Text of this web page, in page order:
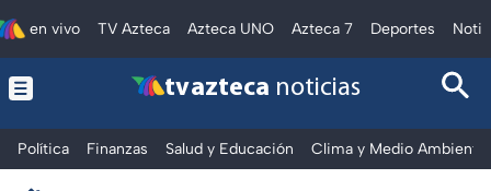
en vivo TV Azteca Azteca UNO Azteca 7 Deportes
tv azteca noticias
Política Finanzas Salud y Educación Clima y Medio Ambiente